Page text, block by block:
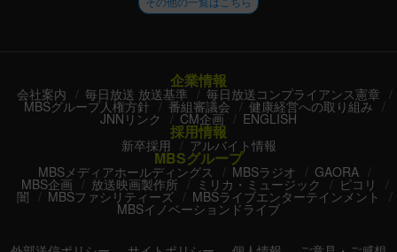
企業情報
会社案内 毎日放送 放送基準 毎日放送コンプライアンス憲章
MBSグループ人権方針 番組審議会 健康経営への取り組み
JNNリンク CM企画 ENGLISH
採用情報
新卒採用 アルバイト情報
MBSグループ
MBSメディアホールディングス MBSラジオ GAORA
MBS企画 放送映画製作所 ミリカ・ミュージック ピコリ
闇 MBSファシリティーズ MBSライブエンターテインメント
MBSイノベーションドライブ